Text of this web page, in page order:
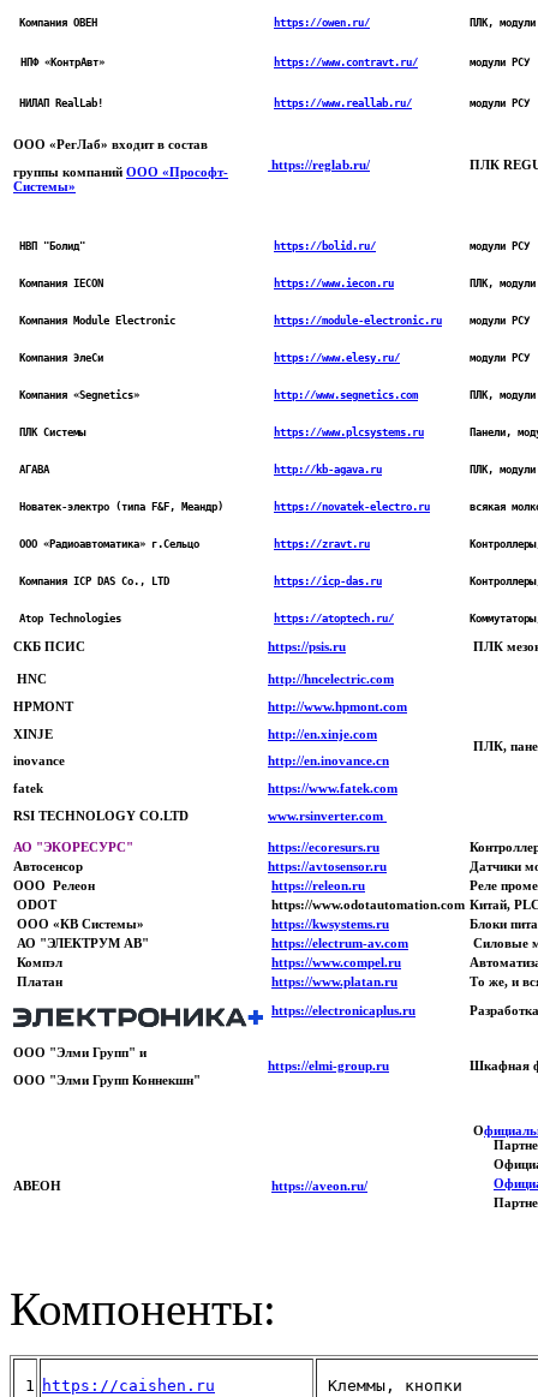
Компания ОВЕН https://owen.ru/ ПЛК,
НПФ «КонтрАвт» https://www.contravt.ru/ модули РСУ
НИЛАП RealLab! https://www.reallab.ru/ модули РСУ
ООО «РегЛаб» входит в состав
группы компаний ООО «Прософт-
Системы»
https://reglab.ru/ ПЛК
НВП "Болид" https://bolid.ru/ модули РСУ
Компания IECON https://www.iecon.ru ПЛК,
Компания Module Electronic https://module-electronic.ru модули РСУ
Компания ЭлеСи https://www.elesy.ru/ модули РСУ
Компания «Segnetics» http://www.segnetics.com ПЛК,
ПЛК Системы https://www.plcsystems.ru Панели,
АГАВА http://kb-agava.ru ПЛК,
Новатек-электро (типа F&F, Меандр) https://novatek-electro.ru всякая
ООО «Радиоавтоматика» г.Сельцо https://zravt.ru
Компания ICP DAS Co., LTD https://icp-das.ru
Atop Technologies https://atoptech.ru/
СКБ ПСИС https://psis.ru ПЛК
HNC
HPMONT
XINJE
inovance
fatek
RSI TECHNOLOGY CO.LTD
http://hncelectric.com
http://www.hpmont.com
http://en.xinje.com
http://en.inovance.cn
https://www.fatek.com
www.rsinverter.com
ПЛК,
АО "ЭКОРЕСУРС" https://ecoresurs.ru
Автосенсор
https://avtosensor.ru
Датчики
ООО Релеон
https://releon.ru
Реле
ODOT
https://www.odotautomation.com Китай,
ООО «КВ Системы»
https://kwsystems.ru
Блоки
АО "ЭЛЕКТРУМ АВ"
https://electrum-av.com
Силовые
Компэл
https://www.compel.ru
Платан
https://www.platan.ru
То же, и
https://electronicaplus.ru
ООО "Элми Групп" и
ООО "Элми Групп Коннекшн"
https://elmi-group.ru Шкафная
АВЕОН https://aveon.ru/
О
Компоненты:
1 https://caishen.ru Клеммы, кнопки